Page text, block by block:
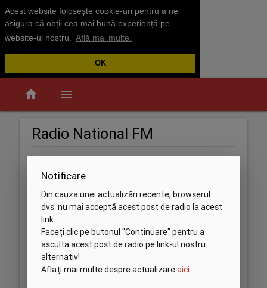
Acest website folosește cookie-uri pentru a ne
asigura că obții cea mai bună experiență pe
website-ul nostru.
Află mai multe.
OK
home menu
Radio National FM
Notificare
Din cauza unei actualizări recente, browserul
dvs. nu mai acceptă acest post de radio la acest
link.
Faceți clic pe butonul "Continuare" pentru a
asculta acest post de radio pe link-ul nostru
alternativ!
Aflați mai multe despre actualizareaici.